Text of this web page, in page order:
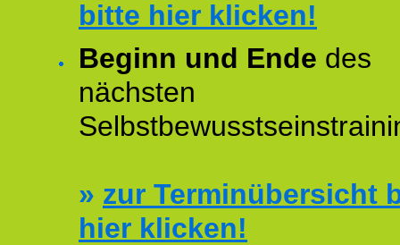
bitte hier klicken!
Beginn und Ende des
nächsten
» zur Terminübersicht
hier klicken!